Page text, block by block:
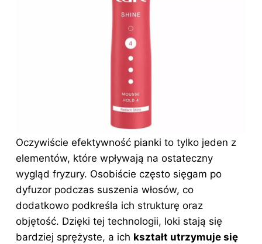
Oczywiście efektywność pianki to tylko jeden z
elementów, które wpływają na ostateczny
wygląd fryzury. Osobiście często sięgam po
dyfuzor podczas suszenia włosów, co
dodatkowo podkreśla ich strukturę oraz
objętość. Dzięki tej technologii, loki stają się
bardziej sprężyste, a ich kształt utrzymuje się